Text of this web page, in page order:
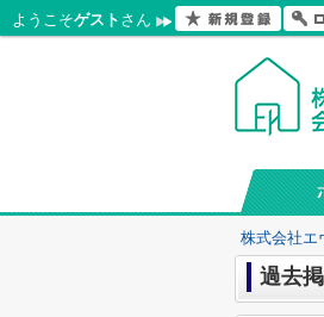
ようこそゲスト さん
株式会社エ
過去